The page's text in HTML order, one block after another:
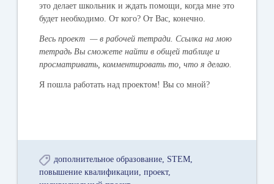
это делает школьник и ждать помощи, когда мне это
будет необходимо. От кого? От Вас, конечно.
Весь проект — в рабочей тетради. Ссылка на мою
тетрадь Вы сможете найти в общей таблице и
просматривать, комментировать то, что я делаю.
Я пошла работать над проектом! Вы со мной?
дополнительное образование STEM
повышение квалификации
проект